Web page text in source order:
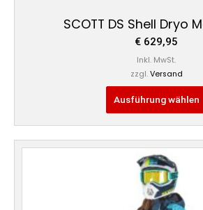
SCOTT DS Shell Dryo
€ 629,95
Inkl. MwSt.
zzgl. Versand
Ausführung wählen
Dieses
Produkt
weist
mehrere